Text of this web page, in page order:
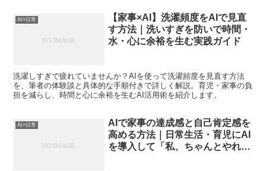
AI×日常
【家事×AI】洗濯頻度をAIで見直
す方法｜洗いすぎを防いで時間・
水・心に余裕を生む実践ガイド
洗濯しすぎで疲れていませんか？AIを使って洗濯頻度を見直す方法
を、筆者の体験談と具体的な手順付きで詳しく解説。育児・家事の負
担を減らし、時間と心に余裕を生むAI活用術を紹介します。
AI×日常
AIで家事の達成感と自己肯定感を
高める方法｜日常生活・育児にAI
を導入して「私、ちゃんとやれて